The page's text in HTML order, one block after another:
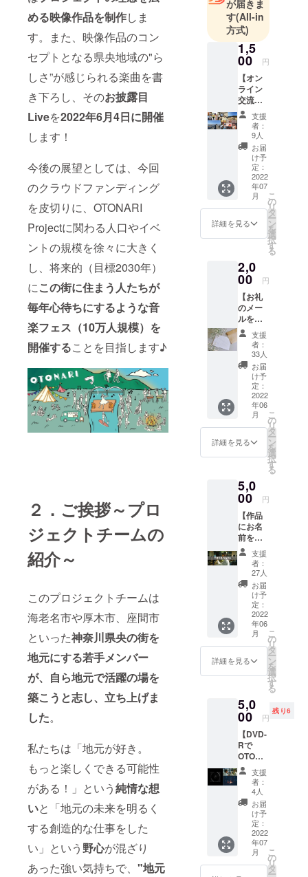
める映像作品を制作しま
す。また、映像作品のコン
セプトとなる県央地域の"ら
しさ”が感じられる楽曲を書
き下ろし、そのお披露目
Liveを2022年6月4日に開催
します！
今後の展望としては、今回
のクラウドファンディング
を皮切りに、OTONARI
Projectに関わる人口やイベ
ントの規模を徐々に大きく
し、将来的（目標2030年）
にこの街に住まう人たちが
毎年心待ちにするような音
楽フェス（10万人規模）を
開催することを目指します♪
２．ご挨拶～プロ
ジェクトチームの
紹介～
このプロジェクトチームは
海老名市や厚木市、座間市
といった神奈川県央の街を
地元にする若手メンバー
が、自ら地元で活躍の場を
築こうと志し、立ち上げま
した。
私たちは「地元が好き。
もっと楽しくできる可能性
がある！」という純情な想
いと「地元の未来を明るく
する創造的な仕事をした
い」という野心が混ざり
あった強い気持ちで、 "地元
魅力を音楽
などで表現
して、ここ
に住まう人
たちの心を
つないで、
街をもっと
楽しくして
行きます。
プロジェク
トチームの
メンバーは
現在、5人。
ここからス
タートしま
海老名市で
まちづくり
をする、鈴
木輝彦をは
じめ、座間
市出身のシ
ンガーソン
ター・ナミ
ヒラアユコ
メンバーの
活動詳細は
トのリンク
からご確認
いただけま
が届きま
す(All-in
方式)
1,5
00 円
【オン
ライン
交流
会】
OTONA
Project
のメン
バーや
サポー
トする
クリエ
イター
らが
集った
交流会
加いた
だける
もので
す。
OTONA
RIの輪
を広げ
たり、
神奈川
県央を
楽しく
する
「OTO
NARI
Project
」につ
いて話
会で
す。 ・
お礼
メール
・オフ
ショッ
ト写真
（デー
タ） ・
オンラ
イン交
流会の
参加1回
分（1名
様）
※2022
年7月末
の20:30
～
※日程調
整は別
途ご案
内いた
します
※会場は
WEB上
となり
ます
（Zoom
ミー
ティン
支援
者：
9人
お届
け予
定：
2022
年07
月
詳細を見る
こ
の
リ
タ
ー
ン
を
選
択
す
る
2,0
00 円
【お礼
のメー
ルをお
送りい
たしま
す】 ・
お礼
メール
・オフ
ショッ
ト写真
（デー
タ） ・
2030年
までの
ロード
（デザ
イン版/
デー
タ）
支援
者：
33人
お届
け予
定：
2022
年06
月
詳細を見る
こ
の
リ
タ
ー
ン
を
選
択
す
る
5,0
00 円
【作品
にお名
前をク
レジッ
トしま
す】 ・
お礼
メール
・オフ
ショッ
ト写真
（デー
タ） ・
2030年
までの
ロード
（デザ
イン版/
デー
タ） ・
オリジ
ナルス
テッ
カー（2
枚） ・
作品の
エンド
ロール
にお名
前を記
（小）
支援
者：
27人
お届
け予
定：
2022
年06
月
詳細を見る
こ
の
リ
タ
ー
ン
を
選
択
す
る
5,0
00 円
残り6
【DVD-
Rで
OTONA
RI♬】
2022年
7月17日
（予
定）に
公開す
る映像
をDVD-
Rにしま
す！ 舞
支援
者：
4人
お届
け予
定：
2022
年07
月
こ
の
リ
タ
ー